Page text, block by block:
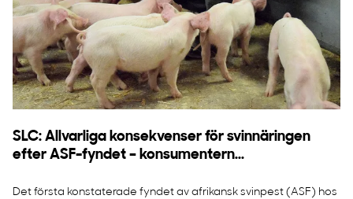
SLC: Allvarliga konsekvenser för svinnäringen
efter ASF-fyndet – konsumentern...
Det första konstaterade fyndet av afrikansk svinpest (ASF) hos